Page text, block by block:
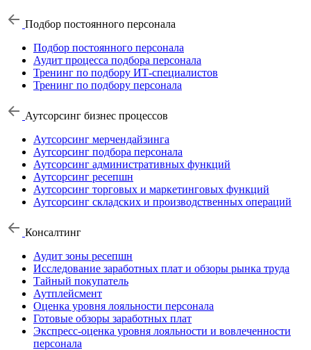
Подбор постоянного персонала
Подбор постоянного персонала
Аудит процесса подбора персонала
Тренинг по подбору ИТ-специалистов
Тренинг по подбору персонала
Аутсорсинг бизнес процессов
Аутсорсинг мерчендайзинга
Аутсорсинг подбора персонала
Аутсорсинг административных функций
Аутсорсинг ресепшн
Аутсорсинг торговых и маркетинговых функций
Аутсорсинг складских и производственных операций
Консалтинг
Аудит зоны ресепшн
Исследование заработных плат и обзоры рынка труда
Тайный покупатель
Аутплейсмент
Оценка уровня лояльности персонала
Готовые обзоры заработных плат
Экспресс-оценка уровня лояльности и вовлеченности
персонала